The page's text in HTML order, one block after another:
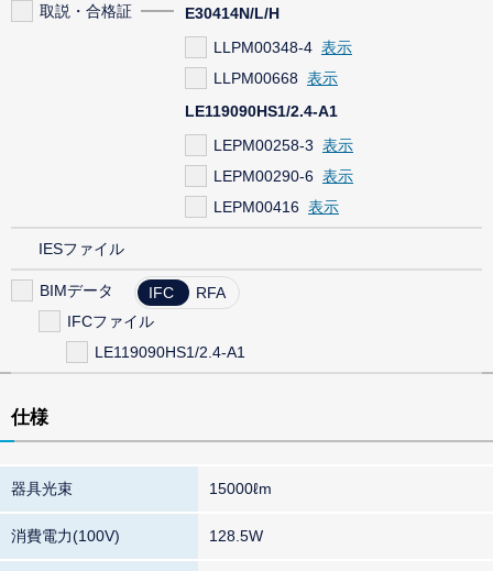
取説・合格証
E30414N/L/H
LLPM00348-4
LLPM00668
LE119090HS1/2.4-A1
LEPM00258-3
LEPM00290-6
LEPM00416
IESファイル
BIMデータ IFC
RFA
IFCファイル
LE119090HS1/2.4-A1
仕様
器具光束 15000ℓm
消費電力(100V) 128.5W